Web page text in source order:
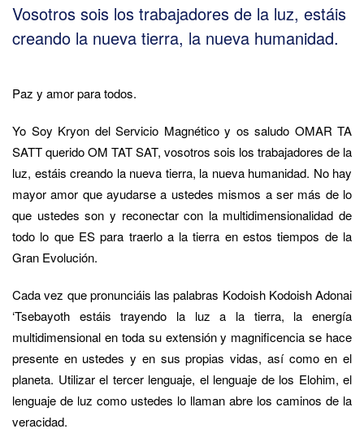
Vosotros sois los trabajadores de la luz, estáis
creando la nueva tierra, la nueva humanidad.
Paz y amor para todos.
Yo Soy Kryon del Servicio Magnético y os saludo OMAR TA
SATT querido OM TAT SAT, vosotros sois los trabajadores de la
luz, estáis creando la nueva tierra, la nueva humanidad. No hay
mayor amor que ayudarse a ustedes mismos a ser más de lo
que ustedes son y reconectar con la multidimensionalidad de
todo lo que ES para traerlo a la tierra en estos tiempos de la
Gran Evolución.
Cada vez que pronunciáis las palabras Kodoish Kodoish Adonai
‘Tsebayoth estáis trayendo la luz a la tierra, la energía
multidimensional en toda su extensión y magnificencia se hace
presente en ustedes y en sus propias vidas, así como en el
planeta. Utilizar el tercer lenguaje, el lenguaje de los Elohim, el
lenguaje de luz como ustedes lo llaman abre los caminos de la
veracidad.